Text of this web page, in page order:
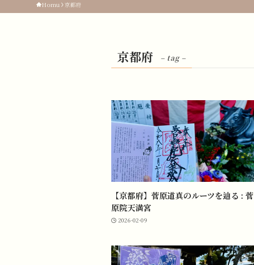
Homu 京都府
京都府 – tag –
【京都府】菅原道真のルーツを辿る : 菅
原院天満宮
2026-02-09